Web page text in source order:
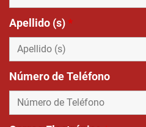
Apellido (s)*
Número de Teléfono